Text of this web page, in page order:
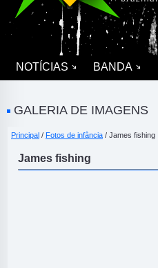
NOTÍCIAS BANDA
GALERIA DE IMAGENS
Principal / Fotos de infância / James fishing
James fishing